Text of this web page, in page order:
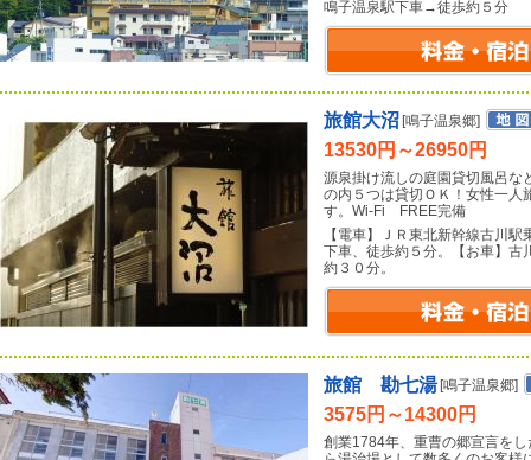
鳴子温泉駅下車→徒歩約５分
旅館大沼 [鳴子温泉郷]
13530円～26950円
源泉掛け流しの庭園貸切風呂な
の内５つは貸切ＯＫ！女性一人
す。Wi-Fi FREE完備
【電車】ＪＲ東北新幹線古川
下車、徒歩約５分。【お車】古
約３０分。
旅館 勘七湯 [鳴子温泉郷]
3575円～14300円
創業1784年、重曹の郷宣言を